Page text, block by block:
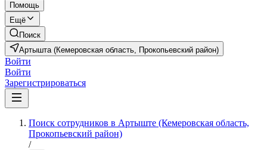
Помощь
Ещё
Поиск
Артышта (Кемеровская область, Прокопьевский район)
Войти
Войти
Зарегистрироваться
Поиск сотрудников в Артыште (Кемеровская область,
Прокопьевский район)
/